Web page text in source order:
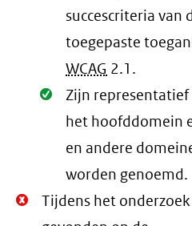
succescriteria van
toegepaste
WCAG 2.1 .
Oké.
Zijn
het hoofddomein
en andere
worden genoemd.
Niet
Tijdens het